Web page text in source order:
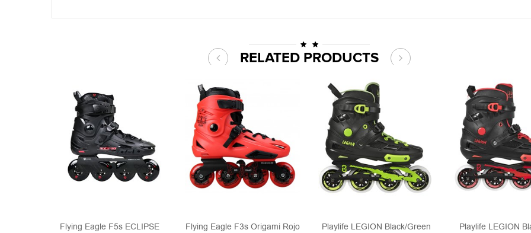
RELATED PRODUCTS
Flying Eagle F5s ECLIPSE Flying Eagle F3s Origami Rojo Playlife LEGION Black/green Playlife LEGION